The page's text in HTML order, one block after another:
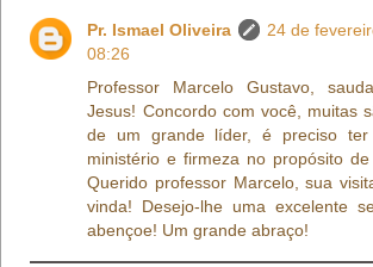
Pr. Ismael Oliveira
24 de
08:26
Professor Marcelo Gustavo,
Jesus! Concordo com você, muitas
de um grande líder, é preciso
ministério e firmeza no propósito
Querido professor Marcelo, sua
vinda! Desejo-lhe uma excelente
abençoe! Um grande abraço!